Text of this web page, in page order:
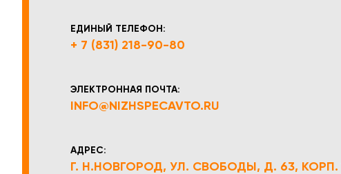
ЕДИНЫЙ ТЕЛЕФОН:
+ 7 (831) 218-90-80
ЭЛЕКТРОННАЯ ПОЧТА:
INFO@NIZHSPECAVTO.RU
АДРЕС:
Г. Н.НОВГОРОД, УЛ. СВОБОДЫ, Д. 63, КОРП.